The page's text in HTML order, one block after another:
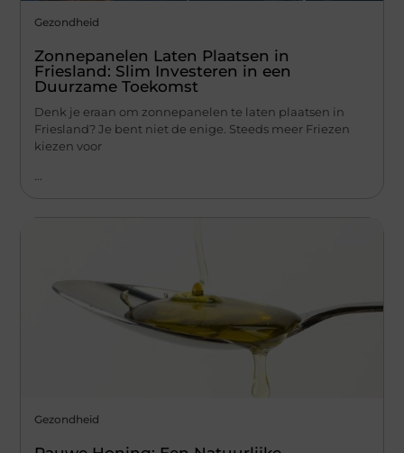
Gezondheid
Zonnepanelen Laten Plaatsen in
Friesland: Slim Investeren in een
Duurzame Toekomst
Denk je eraan om zonnepanelen te laten plaatsen in
Friesland? Je bent niet de enige. Steeds meer Friezen
kiezen voor
Gezondheid